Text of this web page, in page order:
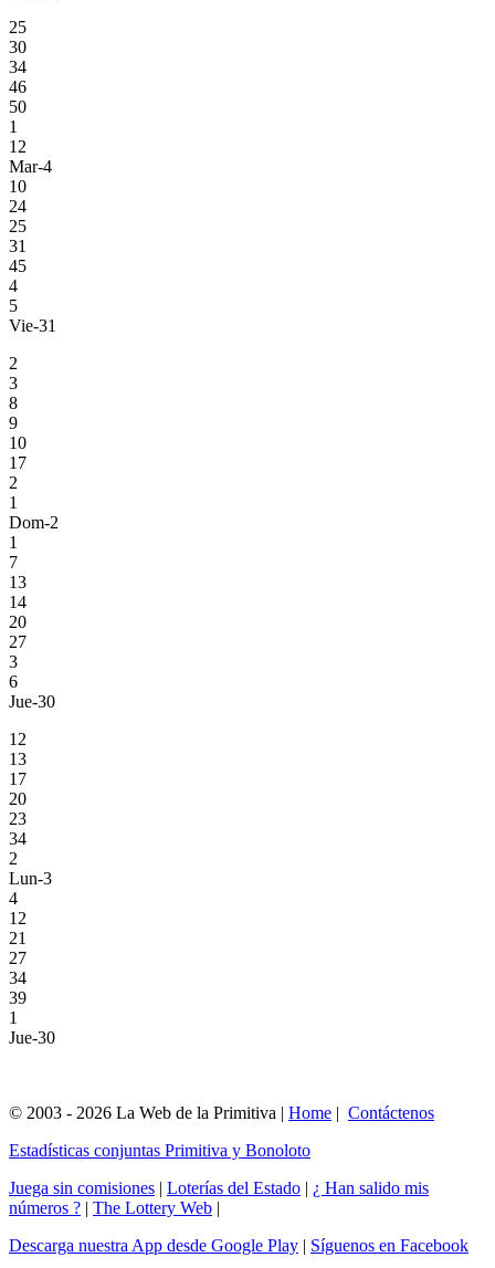
25
30
34
46
50
1
12
Mar-4
10
24
25
31
45
4
5
Vie-31
2
3
8
9
10
17
2
1
Dom-2
1
7
13
14
20
27
3
6
Jue-30
12
13
17
20
23
34
2
Lun-3
4
12
21
27
34
39
1
Jue-30
© 2003 - 2026 La Web de la Primitiva | Home | Contáctenos
Estadísticas conjuntas Primitiva y Bonoloto
Juega sin comisiones | Loterías del Estado | ¿ Han salido mis
números ? | The Lottery Web |
Descarga nuestra App desde Google Play | Síguenos en Facebook